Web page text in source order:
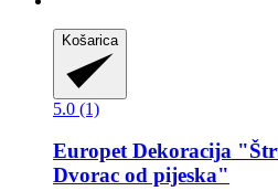
Košarica
5.0 (1)
EuropetDekoracija
Dvorac od pijeska"